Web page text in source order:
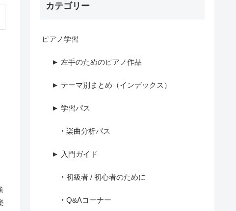
カテゴリー
ピアノ学習
► 左手のためのピアノ作品
► テーマ別まとめ（インデックス）
► 学習パス
‣ 楽曲分析パス
► 入門ガイド
‣ 初級者 / 初心者のために
‣ Q&Aコーナー